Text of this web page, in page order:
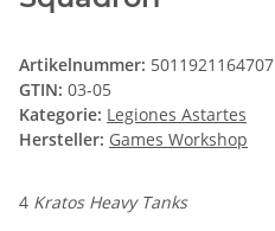
Artikelnummer: 5011921164707
GTIN: 03-05
Kategorie: Legiones Astartes
Hersteller: Games Workshop
4 Kratos Heavy Tanks